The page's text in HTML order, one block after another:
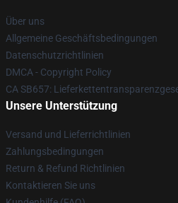
Über uns
Allgemeine Geschäftsbedingungen
Datenschutzrichtlinien
DMCA - Copyright Policy
CA SB657:
Unsere Unterstützung
Versand und Lieferrichtlinien
Zahlungsbedingungen
Return & Refund Richtlinien
Kontaktieren Sie uns